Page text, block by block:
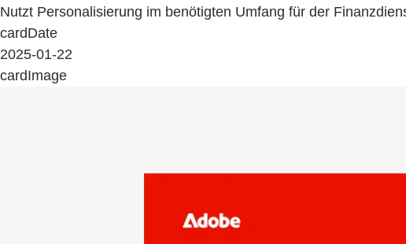
Nutzt Personalisierung im benötigten Umfang für der
cardDate
2025-01-22
cardImage